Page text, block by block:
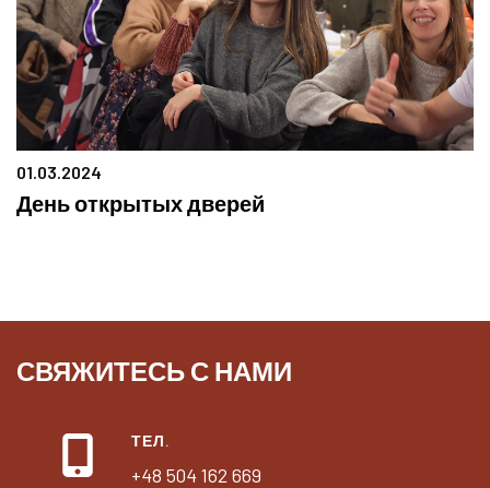
01.03.2024
День открытых дверей
СВЯЖИТЕСЬ С НАМИ
ТЕЛ.
+48 504 162 669